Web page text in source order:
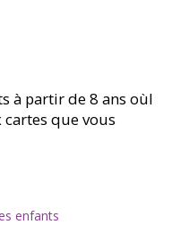
à partir de 8 ans oùl
que vous
enfants